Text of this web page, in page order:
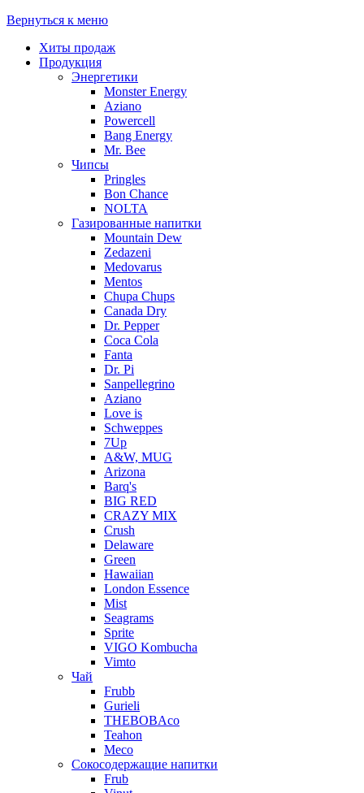
Вернуться к меню
Хиты продаж
Продукция
Энергетики
Monster Energy
Aziano
Powercell
Bang Energy
Mr. Bee
Чипсы
Pringles
Bon Chance
NOLTA
Газированные напитки
Mountain Dew
Zedazeni
Medovarus
Mentos
Chupa Chups
Canada Dry
Dr. Pepper
Coca Cola
Fanta
Dr. Pi
Sanpellegrino
Aziano
Love is
Schweppes
7Up
A&W, MUG
Arizona
Barq's
BIG RED
CRAZY MIX
Crush
Delaware
Green
Hawaiian
London Essence
Mist
Seagrams
Sprite
VIGO Kombucha
Vimto
Чай
Frubb
Gurieli
THEBOBAco
Teahon
Meco
Сокосодержащие напитки
Frub